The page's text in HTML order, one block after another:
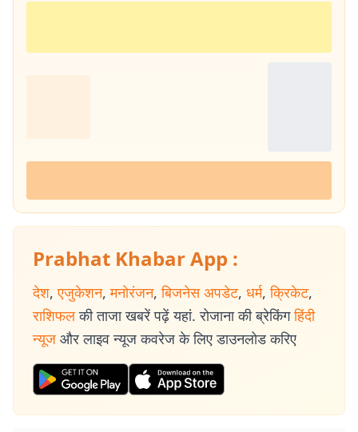
Prabhat Khabar App :
देश, एजुकेशन, मनोरंजन, बिजनेस अपडेट, धर्म, क्रिकेट,
राशिफल की ताजा खबरें पढ़ें यहां. रोजाना की ब्रेकिंग हिंदी
न्यूज और लाइव न्यूज कवरेज के लिए डाउनलोड करिए